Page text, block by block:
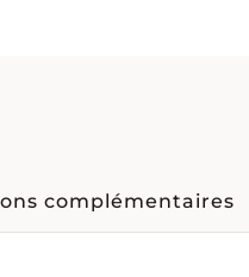
complémentaires